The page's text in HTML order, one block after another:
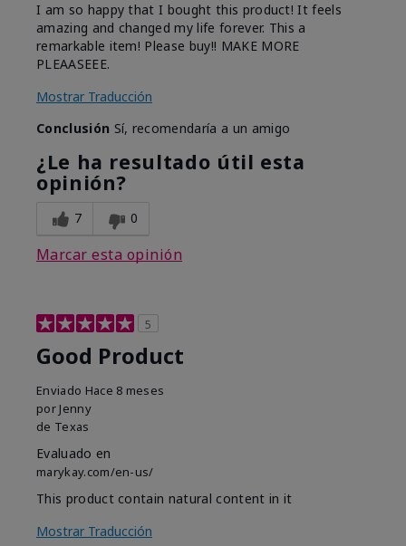
I am so happy that I bought this product! It feels
amazing and changed my life forever. This a
remarkable item! Please buy!! MAKE MORE
PLEAASEEE.
Mostrar Traducción
Conclusión Sí, recomendaría a un amigo
¿Le ha resultado útil esta
opinión?
7 0
Marcar esta opinión
5
Good Product
Enviado Hace 8 meses
por Jenny
de Texas
Evaluado en
marykay.com/en-us/
This product contain natural content in it
Mostrar Traducción